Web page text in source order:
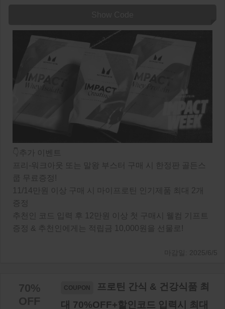
👇추가 이벤트
프리-워크아웃 또는 말왕 부스터 구매 시 한정판 골든스
쿱 무료증정!
11/14만원 이상 구매 시 마이프로틴 인기제품 최대 2개
증정
추천인 코드 입력 후 12만원 이상 첫 구매시 웰컴 기프트
증정 & 추천인에게는 적립금 10,000원을 선물로!
70%
OFF
프로틴 간식 & 건강식품 최
대 70%OFF+할인코드 입력시 최대